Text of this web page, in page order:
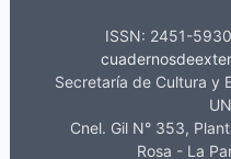
ISSN: 2451-
Secretaría de Cultura y
Cnel. Gil N° 353,
Rosa - La